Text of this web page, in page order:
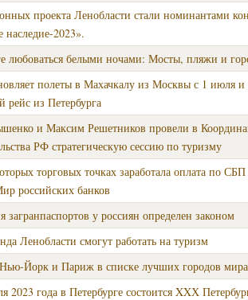
проекта Ленобласти стали номинантами
наследие-2023».
любоваться белыми ночами: Мосты, пляжи и
полеты в Махачкалу из Москвы с 1 июля и
рейс из Петербурга
и Максим Решетников провели в
РФ стратегическую сессию по туризму
торговых точках заработала оплата по
российских банков
загранпаспортов у россиян определен законом
Ленобласти смогут работать на туризм
Йорк и Париж в списке лучших городов мира
2023 года в Петербурге состоится XXХ